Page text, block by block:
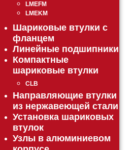
LMEFM
LMEKM
Шариковые втулки с
фланцем
Линейные подшипники
Компактные
шариковые втулки
CLB
Направляющие втулки
из нержавеющей стали
Установка шариковых
втулок
Узлы в алюминиевом